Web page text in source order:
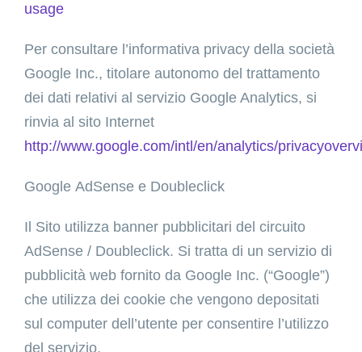
usage
Per consultare l’informativa privacy della società
Google Inc., titolare autonomo del trattamento
dei dati relativi al servizio Google Analytics, si
rinvia al sito Internet
http://www.google.com/intl/en/analytics/
Google AdSense e Doubleclick
Il Sito utilizza banner pubblicitari del circuito
AdSense / Doubleclick. Si tratta di un servizio di
pubblicità web fornito da Google Inc. (“Google”)
che utilizza dei cookie che vengono depositati
sul computer dell’utente per consentire l’utilizzo
del servizio.